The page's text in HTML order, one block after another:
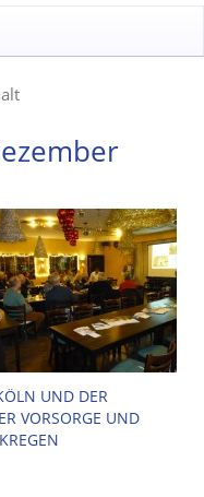
UND DER
VORSORGE UND